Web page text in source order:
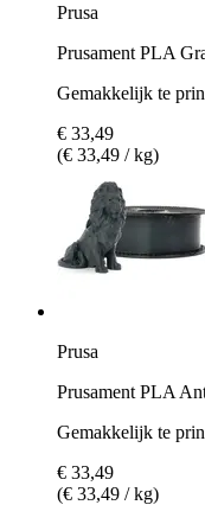
Prusa
Prusament PLA
Gemakkelijk te
€ 33,49
(€ 33,49 / kg)
Prusa
Prusament PLA
Gemakkelijk te
€ 33,49
(€ 33,49 / kg)